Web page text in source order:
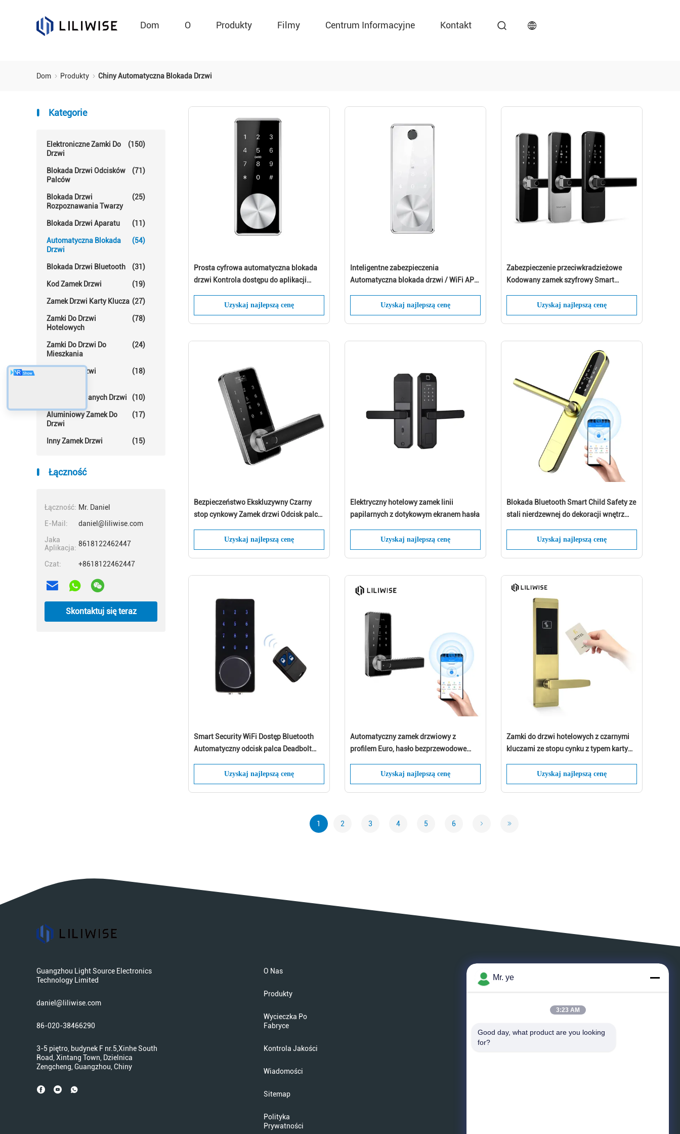
Dom O Produkty Filmy Centrum Informacyjne Kontakt
Dom Produkty Chiny Automatyczna Blokada Drzwi
Kategorie
Elektroniczne Zamki Do
Drzwi
(150)
Blokada Drzwi Odcisków
Palców
(71)
Blokada Drzwi
Rozpoznawania Twarzy
(25)
Blokada Drzwi Aparatu (11)
Automatyczna Blokada
Drzwi
(54)
Blokada Drzwi Bluetooth (31)
Kod Zamek Drzwi (19)
Zamek Drzwi Karty Klucza (27)
Zamki Do Drzwi
Hotelowych
(78)
Zamki Do Drzwi Do
Mieszkania
(24)
Zamki Do Drzwi
(18)
Blokada Szklanych Drzwi (10)
Aluminiowy Zamek Do
Drzwi
(17)
Inny Zamek Drzwi (15)
Łączność
Łączność: Mr. Daniel
E-Mail:
daniel@liliwise.com
Jaka
Aplikacja: 8618122462447
Czat: +8618122462447
Skontaktuj się teraz
Prosta cyfrowa automatyczna blokada
drzwi Kontrola dostępu do aplikacji
Uzyskaj najlepszą cenę
Inteligentne zabezpieczenia
Automatyczna blokada drzwi / WiFi APP
Uzyskaj najlepszą cenę
Zabezpieczenie przeciwkradzieżowe
Kodowany zamek szyfrowy Smart
Uzyskaj najlepszą cenę
Bezpieczeństwo Ekskluzywny Czarny
stop cynkowy Zamek drzwi Odcisk palca
Smart LockUzyskaj najlepszą cenę
Elektryczny hotelowy zamek linii
papilarnych z dotykowym ekranem hasła
Uzyskaj najlepszą cenę
Blokada Bluetooth Smart Child Safety ze
stali nierdzewnej do dekoracji wnętrz
Uzyskaj najlepszą cenę
Smart Security WiFi Dostęp Bluetooth
Automatyczny odcisk palca Deadbolt
Uzyskaj najlepszą cenę
Automatyczny zamek drzwiowy z
profilem Euro, hasło bezprzewodowe
zewnętrznej skrzynki pocztowej
Uzyskaj najlepszą cenę
Zamki do drzwi hotelowych z czarnymi
kluczami ze stopu cynku z typem karty
Uzyskaj najlepszą cenę
1 2 3 4 5 6
Guangzhou Light Source Electronics
Technology Limited
daniel@liliwise.com
86-020-38466290
3-5 piętro, budynek F nr.5,Xinhe South
Road, Xintang Town, Dzielnica
Zengcheng, Guangzhou, Chiny
O Nas
Produkty
Wycieczka Po
Fabryce
Kontrola Jakości
Wiadomości
Sitemap
Polityka
Prywatności
*E-mail
Zostaw wiadomość Oddzwonimy wkrótce!
Mr. ye
3:23 AM
Good day, what product are you looking
for?